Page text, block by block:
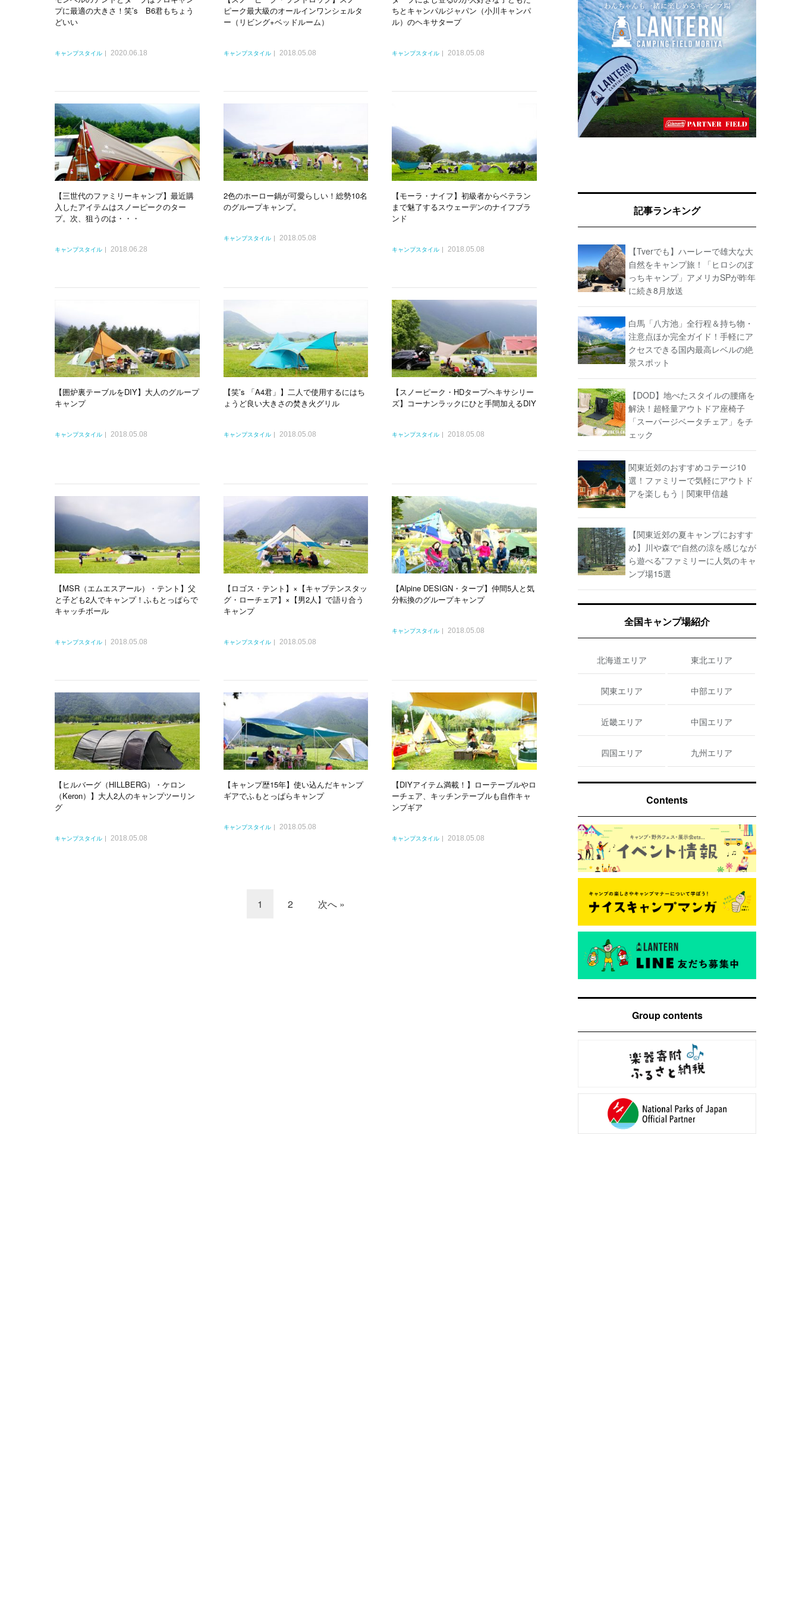
プに最適の大きさ！笑’s B6君もちょう
どいい
キャンプスタイル 2020.06.18
ピーク最大級のオールインワンシェルタ
ー（リビング+ベッドルーム）
キャンプスタイル 2018.05.08
ちとキャンパルジャパン（小川キャンパ
ル）のヘキサタープ
キャンプスタイル 2018.05.08
【三世代のファミリーキャンプ】最近購
入したアイテムはスノーピークのター
プ。次、狙うのは・・・
キャンプスタイル 2018.06.28
2色のホーロー鍋が可愛らしい！総勢10名
のグループキャンプ。
キャンプスタイル 2018.05.08
【モーラ・ナイフ】初級者からベテラン
まで魅了するスウェーデンのナイフブラ
ンド
キャンプスタイル 2018.05.08
【囲炉裏テーブルをDIY】大人のグループ
キャンプ
キャンプスタイル 2018.05.08
【笑’s 「A4君」】二人で使用するにはち
ょうど良い大きさの焚き火グリル
キャンプスタイル 2018.05.08
【スノーピーク・HDタープヘキサシリー
ズ】コーナンラックにひと手間加えるDIY
キャンプスタイル 2018.05.08
【MSR（エムエスアール）・テント】父
と子ども2人でキャンプ！ふもとっぱらで
キャッチボール
キャンプスタイル 2018.05.08
【ロゴス・テント】×【キャプテンスタッ
グ・ローチェア】×【男2人】で語り合う
キャンプ
キャンプスタイル 2018.05.08
【Alpine DESIGN・タープ】仲間5人と気
分転換のグループキャンプ
キャンプスタイル 2018.05.08
【ヒルバーグ（HILLBERG）・ケロン
（Keron）】大人2人のキャンプツーリン
グ
キャンプスタイル 2018.05.08
【キャンプ歴15年】使い込んだキャンプ
ギアでふもとっぱらキャンプ
キャンプスタイル 2018.05.08
【DIYアイテム満載！】ローテーブルやロ
ーチェア、キッチンテーブルも自作キャ
ンプギア
キャンプスタイル 2018.05.08
1 2 次へ »
記事ランキング
【Tverでも】ハーレーで雄大な大
自然をキャンプ旅！「ヒロシのぼ
っちキャンプ」アメリカSPが昨年
に続き8月放送
白馬「八方池」全行程＆持ち物・
注意点ほか完全ガイド！手軽にア
クセスできる国内最高レベルの絶
景スポット
【DOD】地べたスタイルの腰痛を
解決！超軽量アウトドア座椅子
「スーパージベータチェア」をチ
ェック
関東近郊のおすすめコテージ10
選！ファミリーで気軽にアウトド
アを楽しもう｜関東甲信越
【関東近郊の夏キャンプにおすす
め】川や森で“自然の涼を感じなが
ら遊べる”ファミリーに人気のキャ
ンプ場15選
全国キャンプ場紹介
北海道エリア 東北エリア
関東エリア 中部エリア
近畿エリア 中国エリア
四国エリア 九州エリア
Contents
Group contents